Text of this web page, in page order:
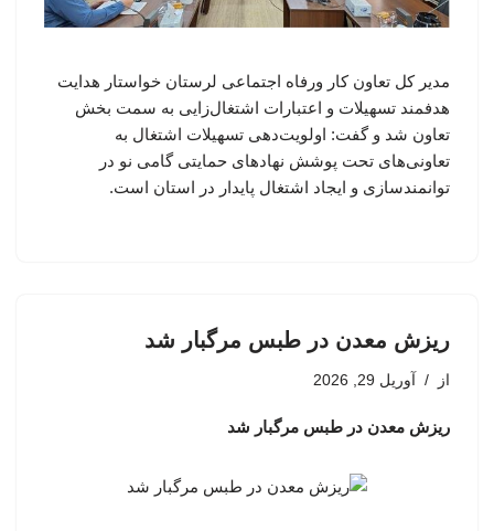
مدیر کل تعاون کار ورفاه اجتماعی لرستان خواستار هدایت
هدفمند تسهیلات و اعتبارات اشتغال‌زایی به سمت بخش
تعاون شد و گفت: اولویت‌دهی تسهیلات اشتغال به
تعاونی‌های تحت پوشش نهادهای حمایتی گامی نو در
توانمندسازی و ایجاد اشتغال پایدار در استان است.
ریزش معدن در طبس مرگبار شد
از آوریل 29, 2026
ریزش معدن در طبس مرگبار شد